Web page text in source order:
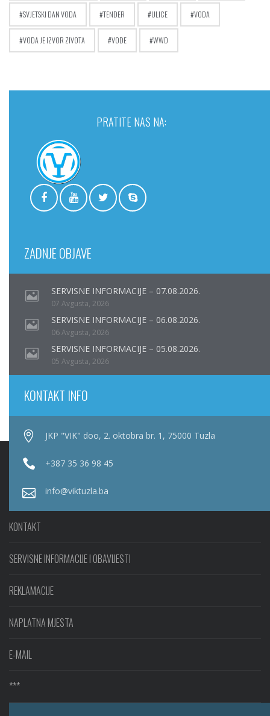
SVJETSKI DAN VODA TENDER ULICE VODA
VODA JE IZVOR ZIVOTA VODE WWD
PRATITE NAS NA:
ZADNJE OBJAVE
SERVISNE INFORMACIJE – 07.08.2026.
07 Avgusta, 2026
SERVISNE INFORMACIJE – 06.08.2026.
06 Avgusta, 2026
SERVISNE INFORMACIJE – 05.08.2026.
05 Avgusta, 2026
KONTAKT INFO
JKP "VIK" doo, 2. oktobra br. 1, 75000 Tuzla
+387 35 36 98 45
info@viktuzla.ba
KONTAKT
SERVISNE INFORMACIJE I OBAVIJESTI
REKLAMACIJE
NAPLATNA MJESTA
E-MAIL
***